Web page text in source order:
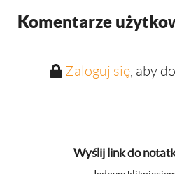
Komentarze
Zaloguj się, aby
Wyślij link do